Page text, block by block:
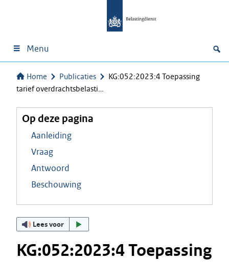
Menu
Home Publicaties
KG:052:2023:4 Toepassing
tarief overdrachtsbelasti…
Op deze pagina
Aanleiding
Vraag
Antwoord
Beschouwing
Lees voor
KG:052:2023:4 Toepassing